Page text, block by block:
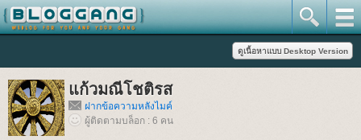
ก้วมณีโชติรส
ฝากข้อความหลังไมค์
ผู้ติดตามบล็อก : 6 คน